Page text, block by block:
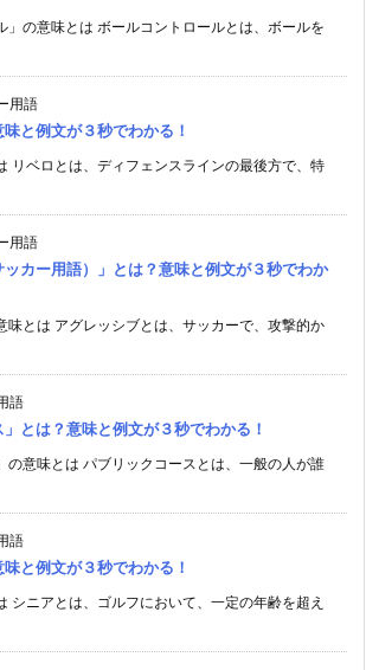
」の意味とは ボールコントロールとは、ボールを
用語
味と例文が３秒でわかる！
リベロとは、ディフェンスラインの最後方で、特
用語
ッカー用語）」とは？意味と例文が３秒でわか
味とは アグレッシブとは、サッカーで、攻撃的か
語
」とは？意味と例文が３秒でわかる！
の意味とは パブリックコースとは、一般の人が誰
語
味と例文が３秒でわかる！
シニアとは、ゴルフにおいて、一定の年齢を超え